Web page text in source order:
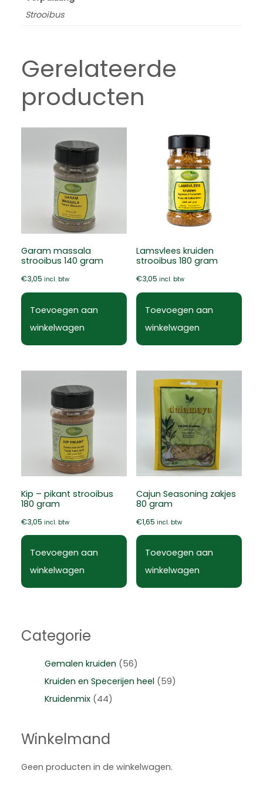
Strooibus
Gerelateerde
producten
Garam massala
strooibus 140 gram
€3,05 incl. btw
Toevoegen aan
winkelwagen
Lamsvlees kruiden
strooibus 180 gram
€3,05 incl. btw
Toevoegen aan
winkelwagen
Kip – pikant strooibus
180 gram
€3,05 incl. btw
Toevoegen aan
winkelwagen
Cajun Seasoning zakjes
80 gram
€1,65 incl. btw
Toevoegen aan
winkelwagen
Categorie
Gemalen kruiden (56)
Kruiden en Specerijen heel (59)
Kruidenmix (44)
Winkelmand
Geen producten in de winkelwagen.